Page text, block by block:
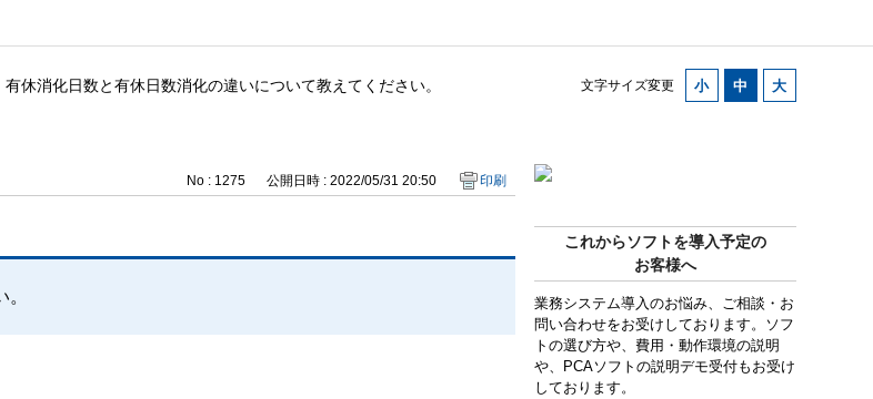
文字サイズ変更
有休消化日数と有休日数消化の違いについて教えてください。
これからソフトを導入予定の
お客様へ
業務システム導入のお悩み、ご相談・お
問い合わせをお受けしております。ソフ
トの選び方や、費用・動作環境の説明
や、PCAソフトの説明デモ受付もお受け
しております。
No : 1275 公開日時 : 2022/05/31 20:50 印刷